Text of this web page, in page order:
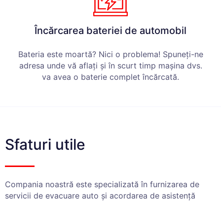
Încărcarea bateriei de automobil
Bateria este moartă? Nici o problema! Spuneți-ne
adresa unde vă aflați și în scurt timp mașina dvs.
va avea o baterie complet încărcată.
Sfaturi utile
Compania noastră este specializată în furnizarea de
servicii de evacuare auto și acordarea de asistență